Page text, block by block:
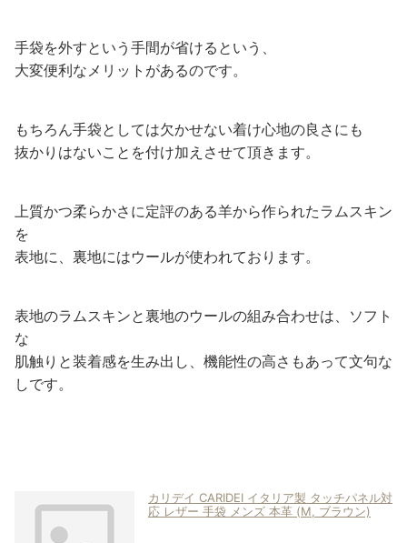
手袋を外すという手間が省けるという、
大変便利なメリットがあるのです。
もちろん手袋としては欠かせない着け心地の良さにも
抜かりはないことを付け加えさせて頂きます。
上質かつ柔らかさに定評のある羊から作られたラムスキン
を
表地に、裏地にはウールが使われております。
表地のラムスキンと裏地のウールの組み合わせは、ソフト
な
肌触りと装着感を生み出し、機能性の高さもあって文句な
しです。
カリデイ CARIDEI イタリア製 タッチパネル対
応 レザー 手袋 メンズ 本革 (M, ブラウン)